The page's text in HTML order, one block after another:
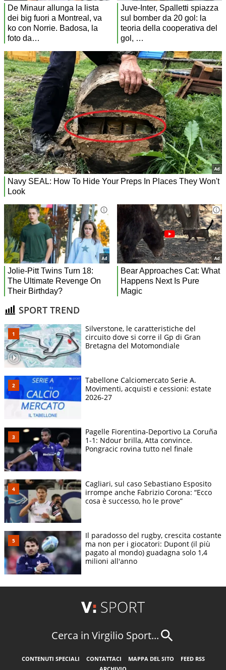
SPORT TREND
Silverstone, le caratteristiche del
circuito dove si corre il Gp di Gran
Bretagna del Motomondiale
Tabellone Calciomercato Serie A.
Movimenti, acquisti e cessioni: estate
2026-27
Pagelle Fiorentina-Deportivo La Coruña
1-1: Ndour brilla, Atta convince.
Pongracic rovina tutto nel finale
Cagliari, sul caso Sebastiano Esposito
irrompe anche Fabrizio Corona: “Ecco
cosa è successo, ho le prove”
Il paradosso del rugby, crescita costante
ma non per i giocatori: Dupont (il più
pagato al mondo) guadagna solo 1,4
milioni all'anno
Cerca in Virgilio Sport...
CONTENUTI SPECIALI CONTATTACI MAPPA DEL SITO
FEED RSS